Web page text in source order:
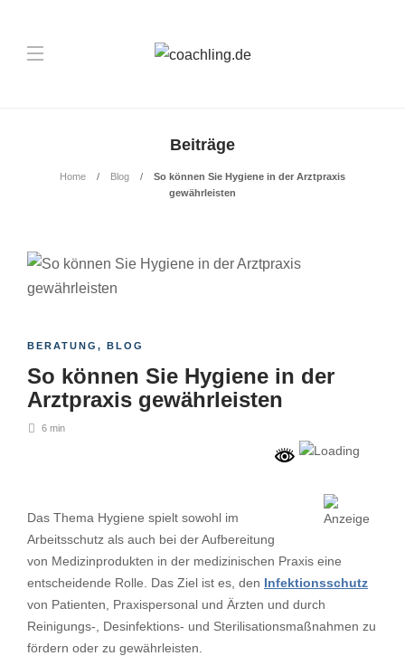
Beiträge
Home Blog
So können Sie Hygiene in der Arztpraxis
gewährleisten
BERATUNG , BLOG
So können Sie Hygiene in der
Arztpraxis gewährleisten
6 min
Das Thema Hygiene spielt sowohl im
Arbeitsschutz als auch bei der Aufbereitung
von Medizinprodukten in der medizinischen Praxis eine
entscheidende Rolle. Das Ziel ist es, den
Infektionsschutz
von Patienten, Praxispersonal und Ärzten und durch
Reinigungs-, Desinfektions- und Sterilisationsmaßnahmen zu
fördern oder zu gewährleisten.